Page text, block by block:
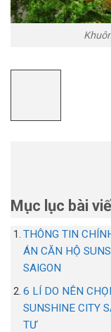
Mục lục bài
THÔNG TIN
ÁN CĂN HỘ
SAIGON
6 LÍ DO NÊN
SUNSHINE CITY
TƯ